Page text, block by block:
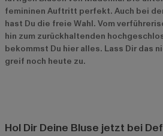
femininen Auftritt perfekt. Auch bei
hast Du die freie Wahl. Vom
hin zum zurückhaltenden
bekommst Du hier alles. Lass Dir das
greif noch heute zu.
Hol Dir Deine Bluse jetzt bei